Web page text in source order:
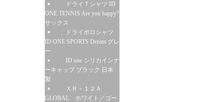
ドライＴシャツ ID
ONE TENNIS Are you happy?
サックス
ドライポロシャツ
ID ONE SPORTS Dream グレ
ー
ID one シリカインナ
ーキャップ ブラック 日本
製
ＸＲ－１２Ａ
GLOBAL ホワイト／ゴー